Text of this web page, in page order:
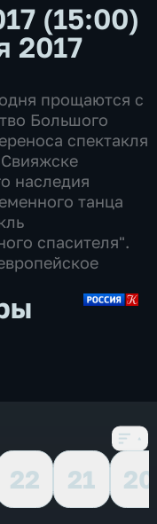
(15:00)
2017
прощаются с
Большого
спектакля
наследия
танца
спасителя".
22 21
20